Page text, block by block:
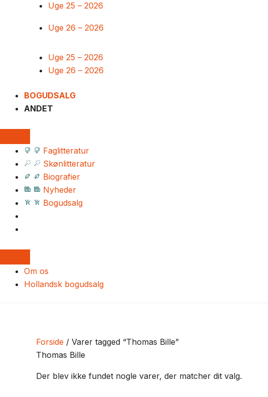
Uge 25 – 2026
Uge 26 – 2026
Uge 25 – 2026
Uge 26 – 2026
BOGUDSALG
ANDET
Faglitteratur
Skønlitteratur
Biografier
Nyheder
Bogudsalg
Om os
Hollandsk bogudsalg
Forside / Varer tagged “Thomas Bille”
Thomas Bille
Der blev ikke fundet nogle varer, der matcher dit valg.